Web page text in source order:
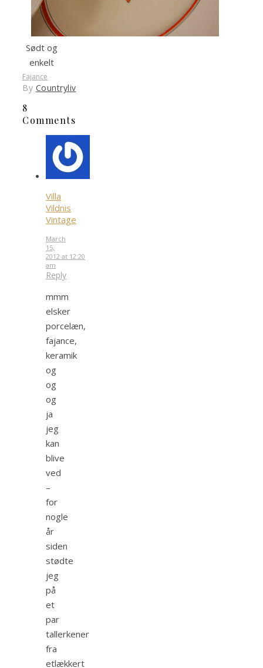
Sødt og
enkelt
Fajance
By Countryliv
8
Comments
Villa
Vildnis
Vintage
March
15,
2012 at 12:20
am
Reply
mmm
elsker
porcelæn,
fajance,
keramik
og
og
og
ja
jeg
kan
blive
ved
–
for
nogle
år
siden
stødte
jeg
på
et
par
tallerkener
fra
etlækkert